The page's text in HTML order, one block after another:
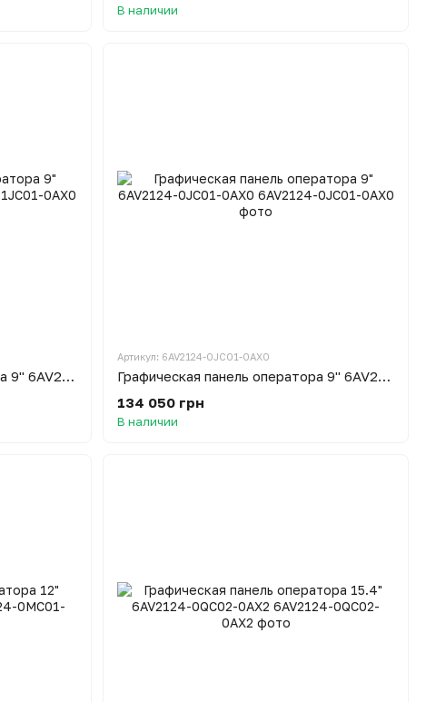
В наличии
Графическая панель оператора 9" 6AV2124-1JC01-0AX0
Артикул: 6AV2124-0JC01-0AX0
Графическая панель оператора 9" 6AV2124-0JC01-0AX0
134 050 грн
В наличии